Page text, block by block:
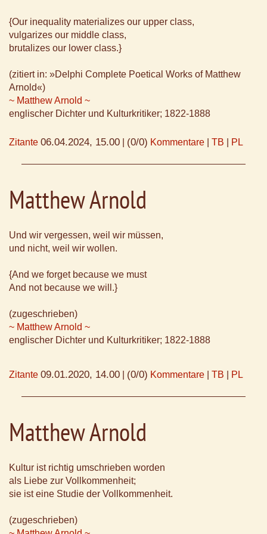
{Our inequality materializes our upper class,
vulgarizes our middle class,
brutalizes our lower class.}
(zitiert in: »Delphi Complete Poetical Works of Matthew
Arnold«)
~ Matthew Arnold ~
englischer Dichter und Kulturkritiker; 1822-1888
Zitante 06.04.2024, 15.00 (0/0) Kommentare TB PL
Matthew Arnold
Und wir vergessen, weil wir müssen,
und nicht, weil wir wollen.
{And we forget because we must
And not because we will.}
(zugeschrieben)
~ Matthew Arnold ~
englischer Dichter und Kulturkritiker; 1822-1888
Zitante 09.01.2020, 14.00 (0/0) Kommentare TB PL
Matthew Arnold
Kultur ist richtig umschrieben worden
als Liebe zur Vollkommenheit;
sie ist eine Studie der Vollkommenheit.
(zugeschrieben)